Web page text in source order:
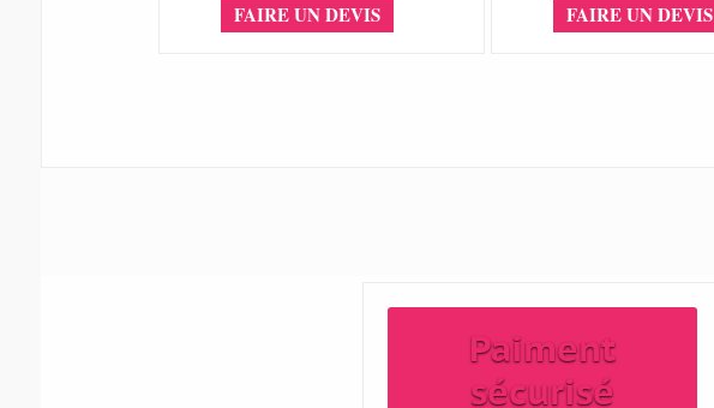
FAIRE UN DEVIS FAIRE UN DEVIS
Paiment
sécurisé